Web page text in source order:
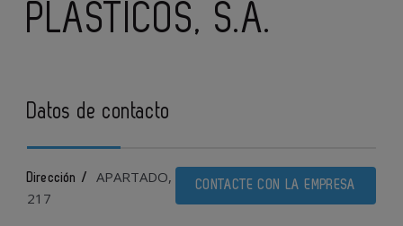
PLASTICOS, S.A.
Datos de contacto
CONTACTE CON LA EMPRESA
Dirección /
APARTADO,
217